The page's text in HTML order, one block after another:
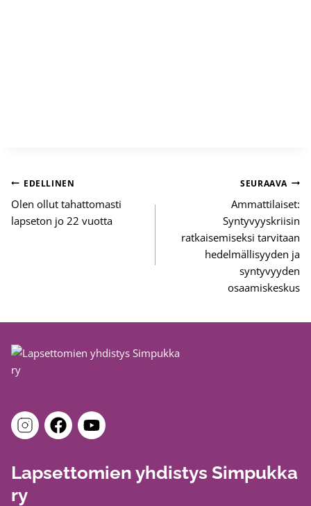
Artikkelien
selaus
EDELLINEN
Olen ollut tahattomasti
lapseton jo 22 vuotta
SEURAAVA
Ammattilaiset:
Syntyvyyskriisin
ratkaisemiseksi tarvitaan
hedelmällisyyden ja
syntyvyyden
osaamiskeskus
Lapsettomien yhdistys Simpukka
ry